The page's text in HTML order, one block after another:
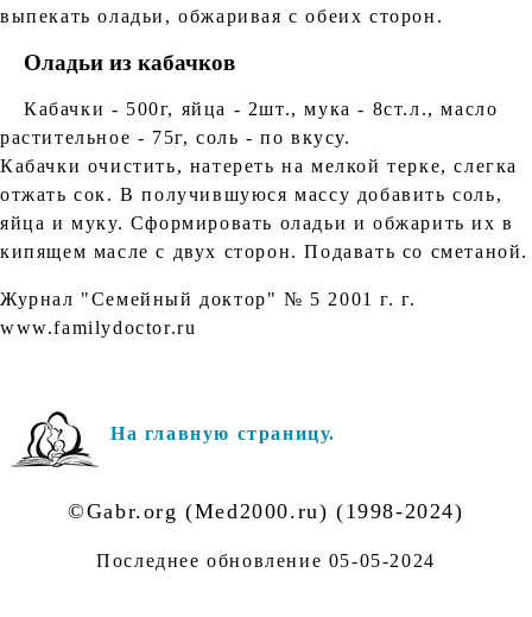
выпекать оладьи, обжаривая с обеих сторон.
Оладьи из кабачков
Кабачки - 500г, яйца - 2шт., мука - 8ст.л., масло
растительное - 75г, соль - по вкусу.
Кабачки очистить, натереть на мелкой терке, слегка
отжать сок. В получившуюся массу добавить соль,
яйца и муку. Сформировать оладьи и обжарить их в
кипящем масле с двух сторон. Подавать со сметаной.
Журнал "Семейный доктор" № 5 2001 г. г.
www.familydoctor.ru
На главную страницу.
©Gabr.org (Med2000.ru) (1998-2024)
Последнее обновление 05-05-2024